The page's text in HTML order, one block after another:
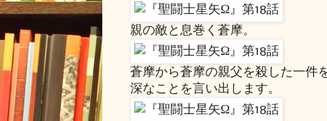
親の敵と息巻く蒼摩。
蒼摩から蒼摩の親父を殺した一件
深なことを言い出します。